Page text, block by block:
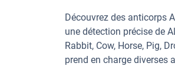
Découvrez des anticorps
une détection précise de
Rabbit, Cow, Horse, Pig,
prend en charge diverses